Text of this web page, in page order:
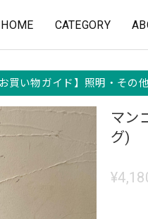
HOME CATEGORY
買い物ガイド】照明・そ
マン
グ)